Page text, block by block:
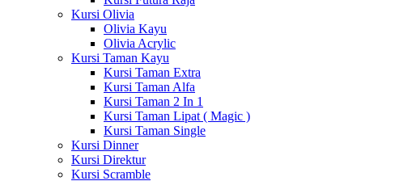
Kursi Olivia
Olivia Kayu
Olivia Acrylic
Kursi Taman Kayu
Kursi Taman Extra
Kursi Taman Alfa
Kursi Taman 2 In 1
Kursi Taman Lipat ( Magic )
Kursi Taman Single
Kursi Dinner
Kursi Direktur
Kursi Scramble